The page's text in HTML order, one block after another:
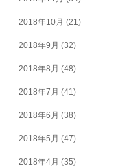
2018年10月 (21)
2018年9月 (32)
2018年8月 (48)
2018年7月 (41)
2018年6月 (38)
2018年5月 (47)
2018年4月 (35)